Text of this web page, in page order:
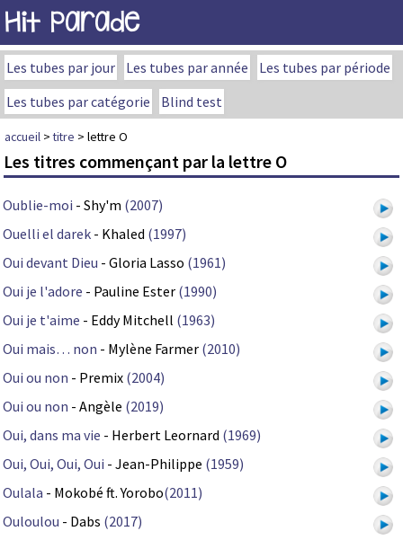
Hit Parade
Les tubes par jour Les tubes par année
Les tubes par période
Les tubes par catégorie
Blind test
accueil >titre > lettre O
Les titres commençant par la lettre O
Oublie-moi - Shy'm (2007)
Ouelli el darek - Khaled (1997)
Oui devant Dieu - Gloria Lasso (1961)
Oui je l'adore - Pauline Ester (1990)
Oui je t'aime - Eddy Mitchell (1963)
Oui mais… non - Mylène Farmer (2010)
Oui ou non - Premix (2004)
Oui ou non - Angèle (2019)
Oui, dans ma vie - Herbert Leornard (1969)
Oui, Oui, Oui, Oui - Jean-Philippe (1959)
Oulala - Mokobé ft. Yorobo(2011)
Ouloulou - Dabs (2017)